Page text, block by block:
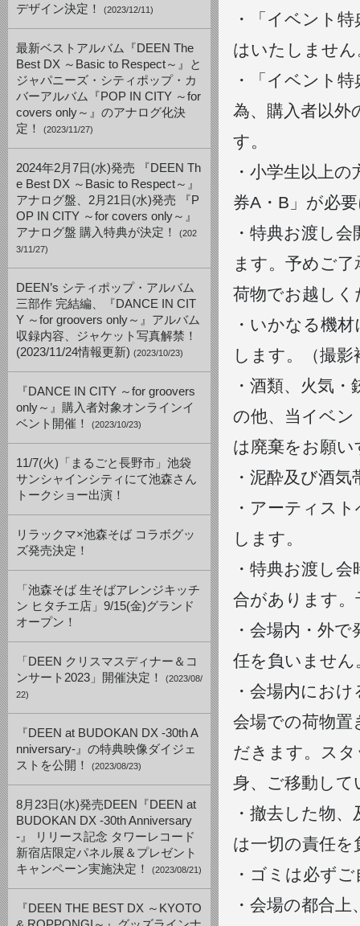
デザイン決定！
(2023/12/11)
最新ベストアルバム『DEEN The
Best DX ～Basic to Respect～』と
ジャパニーズ・シティポップ・カ
バーアルバム『POP IN CITY ～for
covers only～』のアナログ化決
定！
(2023/11/27)
2024年2月7日(水)発売 『DEEN Th
e Best DX ～Basic to Respect～』
アナログ盤、2月21日(水)発売 『P
OP IN CITY ～for covers only～』
アナログ盤 購入特典が決定！
(202
3/11/27)
DEEN’s シティポップ・アルバム
三部作 完結編、『DANCE IN CIT
Y ～for groovers only～』アルバム
収録内容、ジャケット写真解禁！
(2023/11/24情報更新) (2023/10/23)
『DANCE IN CITY ～for groovers
only～』購入者対象オンラインイ
ベント開催！
(2023/10/23)
11/7(火)「まるごと長野市」池袋
サンシャインシティにて池森さん
トークショー出演！
リラックマ×池森そば コラボグッ
ズ発売決定！
「池森そば 生そばアレンジキッチ
ン ヒタチエ店」9/15(金)グランド
オープン！
「DEEN クリスマスディナー＆コ
ンサート2023」開催決定！
(2023/08/
22)
『DEEN at BUDOKAN DX -30th A
nniversary-』の特典映像ダイジェ
ストを公開！
(2023/08/23)
8月23日(水)発売DEEN『DEEN at
BUDOKAN DX -30th Anniversary
-』 リリース記念 タワーレコード
新宿店限定パネル展＆プレゼント
キャンペーン実施決定！
(2023/08/21)
『DEEN THE BEST DX ～KYOTO
・「イベント
はいたしませ
・「イベント
為、購入者以外
す。
・小学生以上
券A・B」が必
・特典お渡し
ます。予めご
荷物でお越し
・いかなる機
します。（撮
・酒類、火気
の他、当イベ
は廃棄をお願
・泥酔及び酒
・アーティス
します。
・特典お渡し
合があります
・会場内・外
任を負いません
・会場内にお
会場での荷物置
だきます。ス
身、ご移動し
・撤去した物
は一切の責任
・ゴミは必ず
・会場の都合